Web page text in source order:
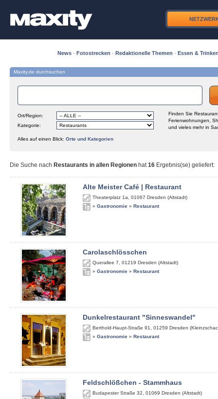
News · Fotostrecken · Redaktionelle Themen · Essen &
Maxity.de durchsuchen
Ort/Region:
Kategorie:
Finden Sie
Ferienwohnungen,
und vieles mehr in
Alles auf einen Blick: Orte und Kategorien
Die Suche nach Restaurants in allen Regionen hat16 Ergebnis(se) geliefert:
Alte Meister Café | Restaurant
Theaterplatz 1a 01067 Dresden (Altstadt)
» Gastronomie » Restaurant
Carolaschlösschen
Querallee 7 01219 Dresden (Altstadt)
» Gastronomie » Restaurant
Dunkelrestaurant "Sinneswandel"
Berthold-Haupt-Straße 91 01259 Dresden
» Gastronomie » Restaurant
Feldschlößchen - Stammhaus
Budapester Straße 32 01069 Dresden (Altstadt)